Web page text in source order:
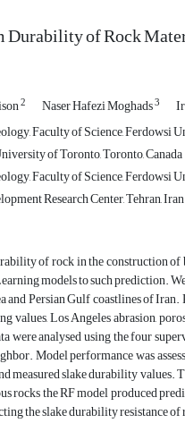
of Rock
2 Naser Hafezi Moghads3
Faculty of Science, Ferdowsi
of Toronto, Toronto, Canada
Faculty of Science, Ferdowsi
Research Center, Tehran, Iran
of rock in the construction of
models to such prediction.
and Persian Gulf coastlines of
values, Los Angeles abrasion,
were analysed using the four
Model performance was
measured slake durability
rocks the RF model produced
the slake durability resistance